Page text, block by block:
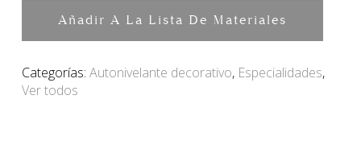
Añadir A La Lista De Materiales
Categorías: Autonivelante decorativo, Especialidades,
Ver todos